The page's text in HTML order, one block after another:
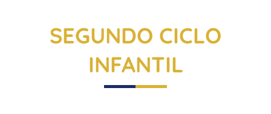
SEGUNDO CICLO
INFANTIL